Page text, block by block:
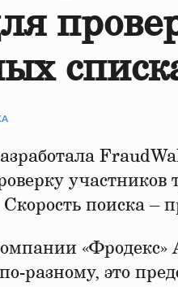
поиска –
разному, это